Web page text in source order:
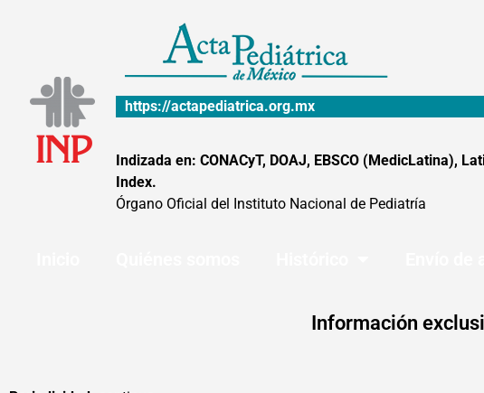
https://actapediatrica.org.mx
Indizada en: CONACyT, DOAJ, EBSCO (MedicLatina),
Index.
Órgano Oficial del Instituto Nacional de Pediatría
Información